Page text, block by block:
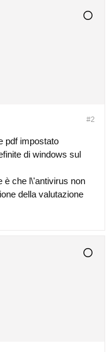
#2
pdf impostato
di windows sul
è che l\'antivirus non
della valutazione